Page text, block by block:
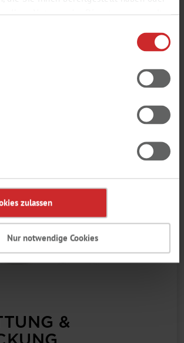
Ihrer Nutzung der Dienste gesammelt
zulassen
Nur notwendige Cookies
&